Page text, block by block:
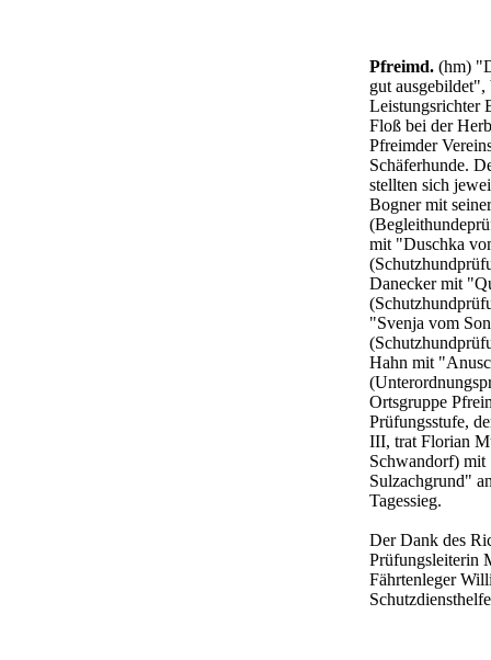
Pfreimd. (hm)
gut ausgebildet",
Leistungsrichter
Floß bei der
Pfreimder
Schäferhunde.
stellten sich
Bogner mit
mit "Duschka
Danecker mit
"Svenja vom
Hahn mit
Ortsgruppe
Prüfungsstufe,
III, trat Florian
Schwandorf)
Sulzachgrund"
Tagessieg.
Der Dank des
Prüfungsleiterin
Fährtenleger